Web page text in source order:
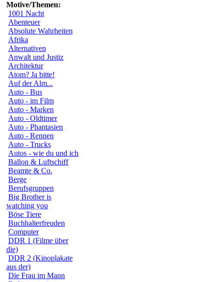
Motive/Themen:
1001 Nacht
Abenteuer
Absolute Wahrheiten
Afrika
Alternativen
Anwalt und Justiz
Architektur
Atom? Ja bitte!
Auf der Alm...
Auto - Bus
Auto - im Film
Auto - Marken
Auto - Oldtimer
Auto - Phantasien
Auto - Rennen
Auto - Trucks
Autos - wie du und ich
Ballon & Luftschiff
Beamte & Co.
Berge
Berufsgruppen
Big Brother is
watching you
Böse Tiere
Buchhalterfreuden
Computer
DDR 1 (Filme über
die)
DDR 2 (Kinoplakate
aus der)
Die Frau im Mann